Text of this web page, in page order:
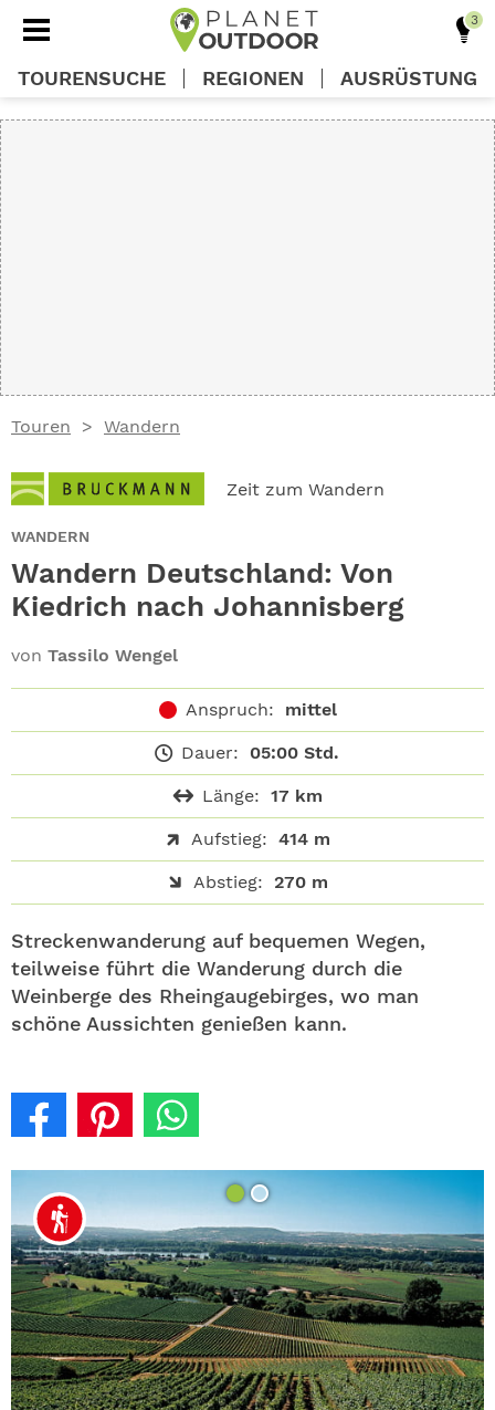
Touren Wandern
Zeit zum Wandern
WANDERN
Wandern Deutschland: Von
Kiedrich nach ­Johannisberg
von Tassilo Wengel
Anspruch: mittel
Dauer: 05:00 Std.
Länge: 17 km
Aufstieg: 414 m
Abstieg: 270 m
Streckenwanderung auf bequemen Wegen,
teilweise führt die Wanderung durch die
Weinberge des Rheingaugebirges, wo man
schöne Aussichten genießen kann.
TOURENSUCHE REGIONEN AUSRÜSTUNG
ABO
GEWINNEN
NEWSLETTER
SHOP